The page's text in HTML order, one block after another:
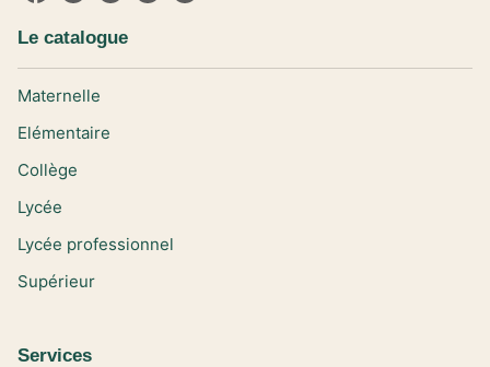
Le catalogue
Maternelle
Elémentaire
Collège
Lycée
Lycée professionnel
Supérieur
Services